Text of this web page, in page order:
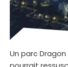
Un parc